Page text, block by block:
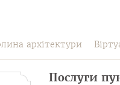
архітектури
Послуги